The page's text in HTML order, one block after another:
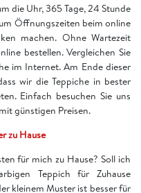
die Uhr, 365 Tage, 24 Stunde
Öffnungszeiten beim online
machen. Ohne Wartezeit
bestellen. Vergleichen Sie
im Internet. Am Ende dieser
wir die Teppiche in bester
Einfach besuchen Sie uns
günstigen Preisen.
zu Hause
für mich zu Hause? Soll ich
Teppich für Zuhause
kleinem Muster ist besser für